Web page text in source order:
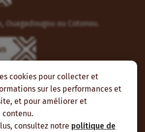
cookies pour collecter et
sur les performances et
et pour améliorer et
consultez notre politique de
Ouagadougou ou Cotonou.
abonner à nos flux RSS et nous
sociaux.